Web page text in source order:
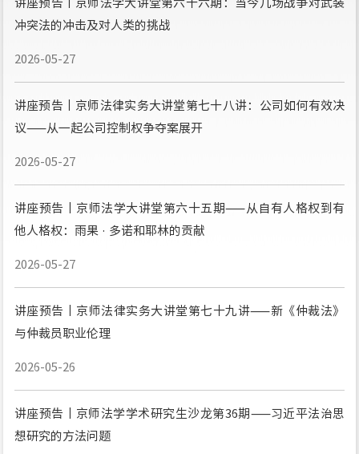
讲座预告丨京师法学大讲堂第六十六期：当今几场战争对武装
冲突法的冲击及对人类的挑战
2026-05-27
讲座预告丨京师法律实务大讲堂第七十八讲：公司如何有效决
议——从一起公司控制权争夺案展开
2026-05-27
讲座预告丨京师法学大讲堂第六十五期——从自有人格权到有
他人格权：雨果 · 多诺和耶林的贡献
2026-05-27
讲座预告丨京师法律实务大讲堂第七十九讲——新《仲裁法》
与仲裁员职业伦理
2026-05-26
讲座预告丨京师法学学术研究生沙龙第36期——习近平法治思
想研究的方法问题